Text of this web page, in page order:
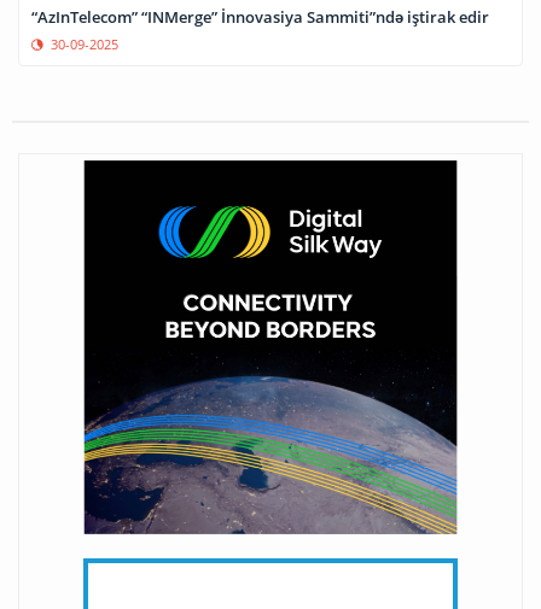
“AzInTelecom” “INMerge” İnnovasiya Sammiti”ndə iştirak edir
30-09-2025